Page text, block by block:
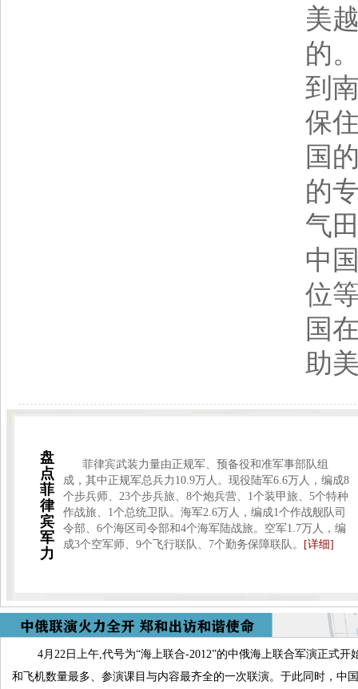
美
的
到
保
国
的
气
中
位
国
助
盘
点
菲
律
宾
军
力
菲律宾武装力量由正规军、预备役和准军事部队组
成，其中正规军总兵力10.9万人。现役陆军6.6万人，编成8
个步兵师、23个步兵旅、8个炮兵营、1个装甲旅、5个特种
作战旅、1个总统卫队。海军2.6万人，编成1个作战舰队司
令部、6个海区司令部和4个海军陆战旅。空军1.7万人，编
成3个空军师、9个飞行联队、7个勤务保障联队。 [详细]
4月22日上午,代号为“海上联合-2012”的中俄海上联合军演正式
和飞机数量最多、参演课目与内容最齐全的一次联演。于此同时，中